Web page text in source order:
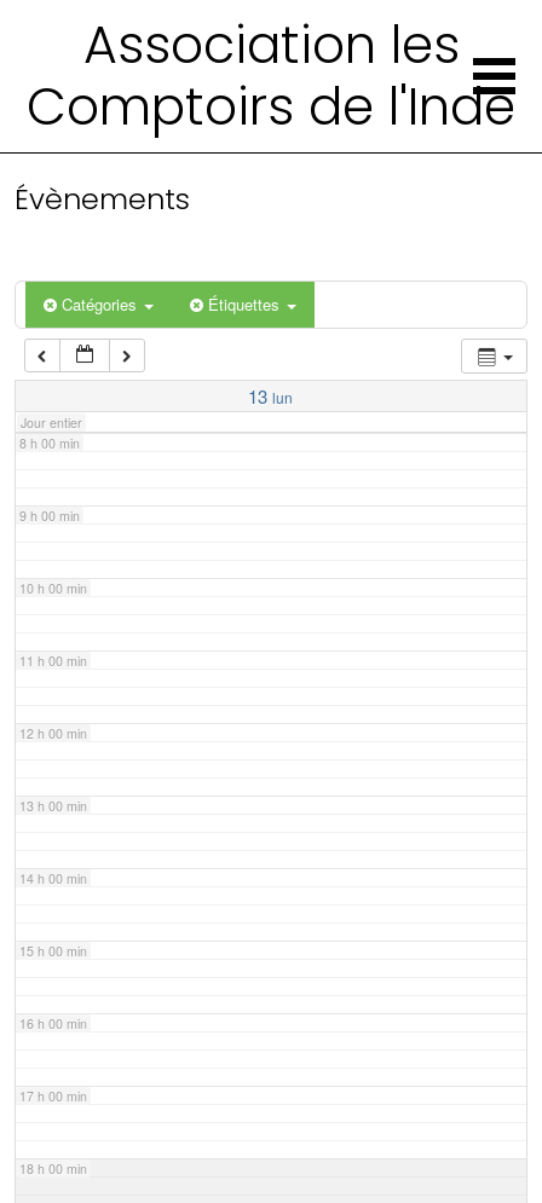
Association les
Comptoirs de l'Inde
Évènements
Catégories Étiquettes
13 lun
Jour entier
4 h 00 min
6 h 00 min
7 h 00 min
8 h 00 min
9 h 00 min
10 h 00 min
11 h 00 min
12 h 00 min
13 h 00 min
14 h 00 min
15 h 00 min
16 h 00 min
17 h 00 min
18 h 00 min